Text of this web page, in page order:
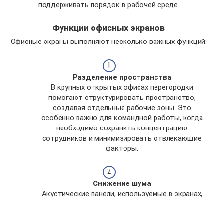
поддерживать порядок в рабочей среде.
Функции офисных экранов
Офисные экраны выполняют несколько важных функций:
Разделение пространства
В крупных открытых офисах перегородки
помогают структурировать пространство,
создавая отдельные рабочие зоны. Это
особенно важно для командной работы, когда
необходимо сохранить концентрацию
сотрудников и минимизировать отвлекающие
факторы.
Снижение шума
Акустические панели, используемые в экранах,